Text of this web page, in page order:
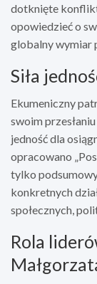
dotknięte
opowiedzieć o
globalny wymiar
Siła
Ekumeniczny
swoim
jedność dla
opracowano
tylko
konkretnych
społecznych,
Rola